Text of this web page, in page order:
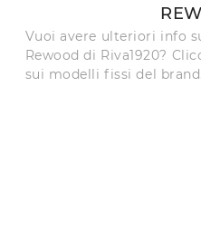
Vuoi avere ulteriori info
Rewood di Riva1920?
sui modelli fissi del brand.